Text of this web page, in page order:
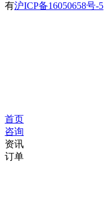
有沪ICP备16050658号-5
首页
咨询
资讯
订单